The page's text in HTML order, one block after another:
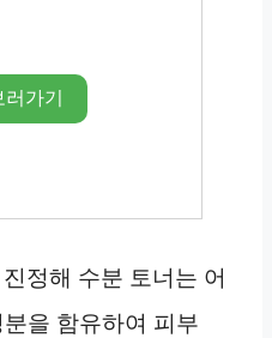
가기
정해 수분 토너는 어
을 함유하여 피부